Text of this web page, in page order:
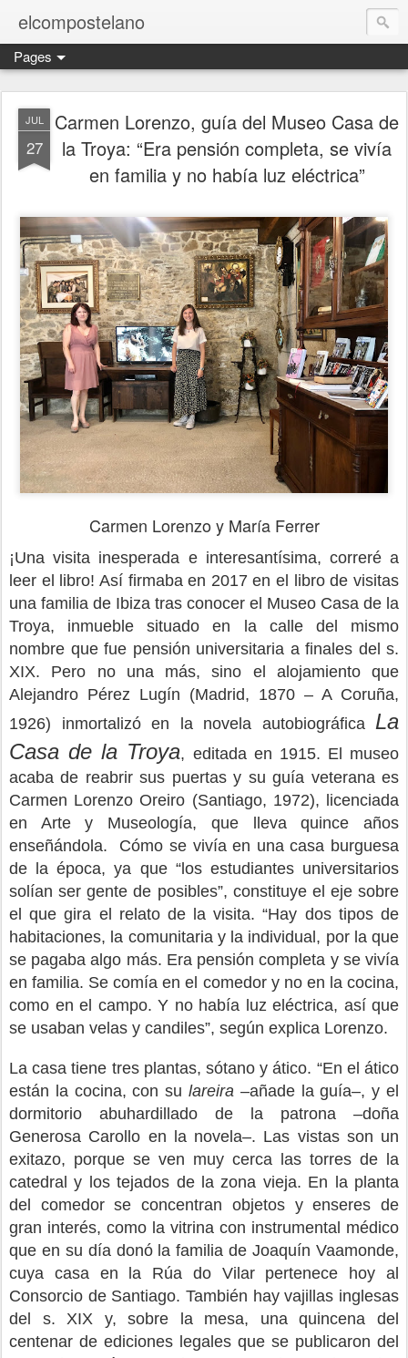
elcompostelano
Pages
JUL
27
Carmen Lorenzo, guía del Museo Casa de
la Troya: “Era pensión completa, se vivía
en familia y no había luz eléctrica”
Carmen Lorenzo y María Ferrer
¡Una visita inesperada e interesantísima, correré a
leer el libro! Así firmaba en 2017 en el libro de visitas
una familia de Ibiza tras conocer el Museo Casa de la
Troya, inmueble situado en la calle del mismo
nombre que fue pensión universitaria a finales del s.
XIX. Pero no una más, sino el alojamiento que
Alejandro Pérez Lugín (Madrid, 1870 – A Coruña,
1926) inmortalizó en la novela autobiográfica La
Casa de la Troya, editada en 1915. El museo
acaba de reabrir sus puertas y su guía veterana es
Carmen Lorenzo Oreiro (Santiago, 1972), licenciada
en Arte y Museología, que lleva quince años
enseñándola.
Cómo se vivía en una casa burguesa
de la época, ya que “los estudiantes universitarios
solían ser gente de posibles”, constituye el eje sobre
el que gira el relato de la visita. “Hay dos tipos de
habitaciones, la comunitaria y la individual, por la que
se pagaba algo más. Era pensión completa y se vivía
en familia. Se comía en el comedor y no en la cocina,
como en el campo. Y no había luz eléctrica, así que
se usaban velas y candiles”, según explica Lorenzo.
La casa tiene tres plantas, sótano y ático. “En el ático
están la cocina, con su lareira –añade la guía–, y el
dormitorio abuhardillado de la patrona –doña
Generosa Carollo en la novela–. Las vistas son un
exitazo, porque se ven muy cerca las torres de la
catedral y los tejados de la zona vieja. En la planta
del comedor se concentran objetos y enseres de
gran interés, como la vitrina con instrumental médico
que en su día donó la familia de Joaquín Vaamonde,
cuya casa en la Rúa do Vilar pertenece hoy al
Consorcio de Santiago. También hay vajillas inglesas
del s. XIX y, sobre la mesa, una quincena del
centenar de ediciones legales que se publicaron del